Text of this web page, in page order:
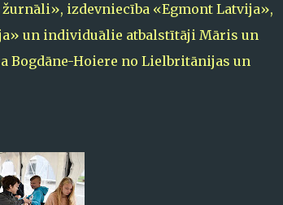
izdevniecība «Egmont Latvija»,
un individuālie atbalstītāji Māris un
Bogdāne-Hoiere no Lielbritānijas un